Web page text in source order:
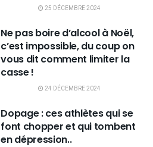
25 DÉCEMBRE 2024
Ne pas boire d’alcool à Noël,
c’est impossible, du coup on
vous dit comment limiter la
casse !
24 DÉCEMBRE 2024
Dopage : ces athlètes qui se
font chopper et qui tombent
en dépression..